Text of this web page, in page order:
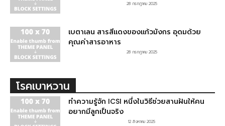
28 กรกฎาคม 2025
เบตาเลน สารสีแดงของแก้วมังกร อุดมด้วย
คุณค่าสารอาหาร
28 กรกฎาคม 2025
โรคเบาหวาน
ทำความรู้จัก ICSI หนึ่งในวิธีช่วยสานฝันให้คน
อยากมีลูกเป็นจริง
12 สิงหาคม 2025